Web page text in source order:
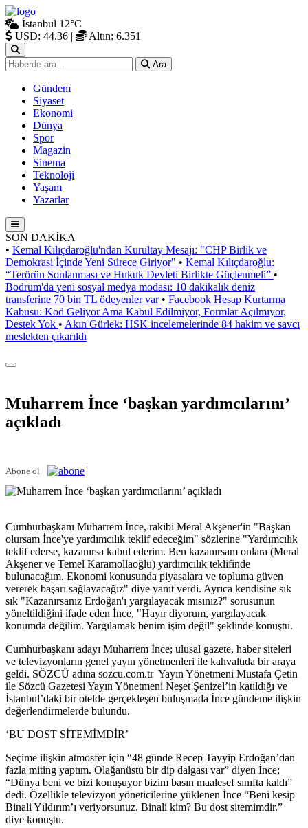
İstanbul 12°C
USD: 44.36 | Altın: 6.351
Ara
Gündem
Siyaset
Ekonomi
Dünya
Spor
Magazin
Sinema
Teknoloji
Yaşam
Yazarlar
SON DAKİKA
• Kemal Kılıçdaroğlu'ndan Kurultay Mesajı: "CHP Birlik ve
Demokrasi İçinde Yeni Sürece Giriyor" • Kemal Kılıçdaroğlu:
“Terörün Sonlanması ve Hukuk Devleti Birlikte Güçlenmeli” •
Bodrum'da yeni sosyal medya modası: 10 dakikalık deniz
transferine 70 bin TL ödeyenler var • Facebook Hesap Kurtarma
Kabusu: Kod Geliyor Ama Kabul Edilmiyor, Formlar Açılmıyor,
Destek Yok • Akın Gürlek: HSK incelemelerinde 84 hakim ve savcı
meslekten çıkarıldı
Muharrem İnce ‘başkan yardımcılarını’
açıkladı
Abone ol
Cumhurbaşkanı Muharrem İnce, rakibi Meral Akşener'in "Başkan
olursam İnce'ye yardımcılık teklif edeceğim" sözlerine "Yardımcılık
teklif ederse, kazanırsa kabul ederim. Ben kazanırsam onlara (Meral
Akşener ve Temel Karamollaoğlu) yardımcılık teklifinde
bulunacağım. Ekonomi konusunda piyasalara ve topluma güven
vererek başarı sağlayacağız" diye yanıt verdi. Ayrıca kendisine sık
sık "Kazanırsanız Erdoğan'ı yargılayacak mısınız?" sorusunun
yöneltildiğini ifade eden İnce, "Hayır diyorum, yargılayacak
konumda değilim. Yargılamak benim işim değil" şeklinde konuştu.
Cumhurbaşkanı adayı Muharrem İnce; ulusal gazete, haber siteleri
ve televizyonların genel yayın yönetmenleri ile kahvaltıda bir araya
geldi. SÖZCÜ adına sozcu.com.tr Yayın Yönetmeni Mustafa Çetin
ile Sözcü Gazetesi Yayın Yönetmeni Neşet Şenizel’in katıldığı ve
İstanbul’daki bir otelde gerçekleşen buluşmada İnce gündeme ilişkin
değerlendirmelerde bulundu.
‘BU DOST SİTEMİMDİR’
Seçime ilişkin atmosfer için “48 günde Recep Tayyip Erdoğan’dan
fazla miting yaptım. Olağanüstü bir dip dalgası var” diyen İnce;
“Dünya beni ve bizi konuşuyor bizim basın maalesef sınıfta kaldı”
dedi. Özellikle televizyon yöneticilerine yüklenen İnce “Beni kesip
Binali Yıldırım’ı veriyorsunuz. Binali kim? Bu dost sitemimdir.”
diye konuştu.